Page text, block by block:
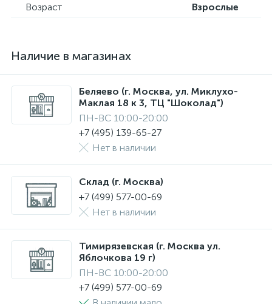
Возраст
Взрослые
Наличие в магазинах
Беляево (г. Москва, ул. Миклухо-
Маклая 18 к 3, ТЦ "Шоколад")
ПН-ВС 10:00-20:00
+7 (495) 139-65-27
Нет в наличии
Склад (г. Москва)
+7 (499) 577-00-69
Нет в наличии
Тимирязевская (г. Москва ул.
Яблочкова 19 г)
ПН-ВС 10:00-20:00
+7 (499) 577-00-69